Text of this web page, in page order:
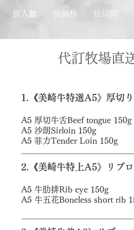
依人數 依風格 依房間
代訂​牧場直
1.《美崎牛特選A5》厚切
A5 厚切牛舌Beef tongue 150g
A5 沙朗Sirloin 150g
A5 菲力Tender Loin 150g
2.《美崎牛特上A5》リブ
A5 牛肋排Rib eye 150g
A5 牛五花Boneless short rib